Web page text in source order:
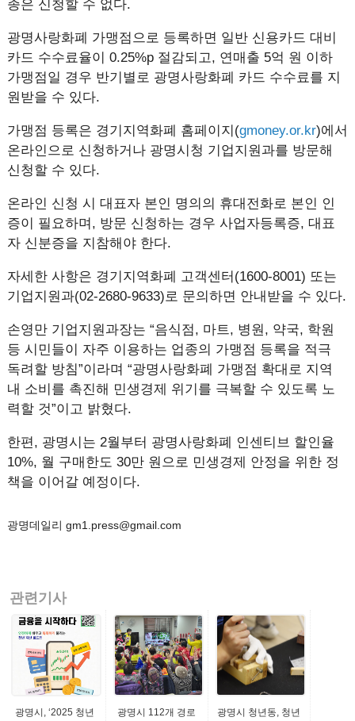
종은 신청할 수 없다.
광명사랑화폐 가맹점으로 등록하면 일반 신용카드 대비
카드 수수료율이 0.25%p 절감되고, 연매출 5억 원 이하
가맹점일 경우 반기별로 광명사랑화폐 카드 수수료를 지
원받을 수 있다.
가맹점 등록은 경기지역화폐 홈페이지(gmoney.or.kr)에서
온라인으로 신청하거나 광명시청 기업지원과를 방문해
신청할 수 있다.
온라인 신청 시 대표자 본인 명의의 휴대전화로 본인 인
증이 필요하며, 방문 신청하는 경우 사업자등록증, 대표
자 신분증을 지참해야 한다.
자세한 사항은 경기지역화폐 고객센터(1600-8001) 또는
기업지원과(02-2680-9633)로 문의하면 안내받을 수 있다.
손영만 기업지원과장는 “음식점, 마트, 병원, 약국, 학원
등 시민들이 자주 이용하는 업종의 가맹점 등록을 적극
독려할 방침”이라며 “광명사랑화폐 가맹점 확대로 지역
내 소비를 촉진해 민생경제 위기를 극복할 수 있도록 노
력할 것”이고 밝혔다.
한편, 광명시는 2월부터 광명사랑화폐 인센티브 할인율
10%, 월 구매한도 30만 원으로 민생경제 안정을 위한 정
책을 이어갈 예정이다.
광명데일리 gm1.press@gmail.com
관련기사
광명시, ‘2025 청년
광명시 112개 경로
광명시 청년동, 청년